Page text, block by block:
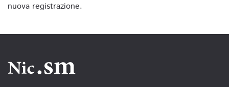
nuova registrazione.